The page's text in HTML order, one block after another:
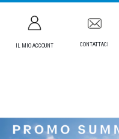
IL MIO ACCOUNT CONTATTACI